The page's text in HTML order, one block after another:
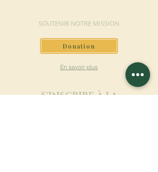
SOUTENIR NOTRE MISSION
Donation
En savoir plus
S'INSCRIRE À LA